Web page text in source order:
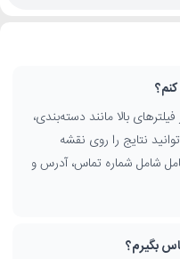
فیلترهای بالا مانند دسته‌بندی،
نتایج را روی نقشه
شامل شماره تماس، آدرس و
بگیرم؟